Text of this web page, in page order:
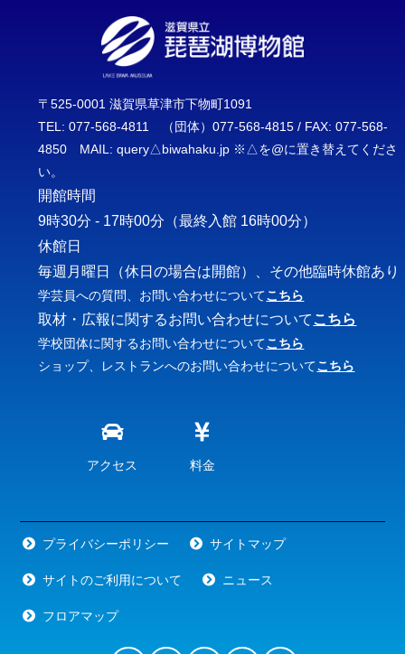
〒525-0001 滋賀県草津市下物町1091
TEL: 077-568-4811 （団体）077-568-4815 / FAX: 077-568-
4850 MAIL: query△biwahaku.jp ※△を@に置き替えてくださ
い。
開館時間
9時30分 - 17時00分 （最終入館 16時00分）
休館日
毎週月曜日（休日の場合は開館）、その他臨時休館あり
学芸員への質問、お問い合わせについてこちら
取材・広報に関するお問い合わせについて こちら
学校団体に関するお問い合わせについてこちら
ショップ、レストランへのお問い合わせについてこちら
アクセス 料金
プライバシーポリシー サイトマップ
サイトのご利用について ニュース
フロアマップ